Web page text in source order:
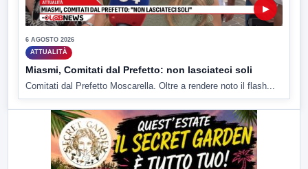
▶
6 AGOSTO 2026
ATTUALITÀ
Miasmi, Comitati dal Prefetto: non lasciateci soli
Comitati dal Prefetto Moscarella. Oltre a rendere noto il flash...